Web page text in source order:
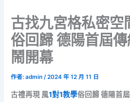
古找九宮格私密空
俗回歸 德陽首屆
鬧開幕
作者:admin/2024 年 12 月 11 日
古禮再現 風1對1教學俗回歸 德陽首